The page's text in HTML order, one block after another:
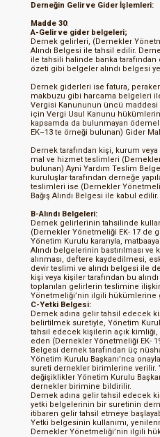
Derneğin Gelir ve Gider İşlemleri:
Madde 30:
A-Gelir ve gider belgeleri;
Dernek gelirleri, (Dernekler
Alındı Belgesi ile tahsil edilir.
ile tahsili halinde banka
özeti gibi belgeler alındı belgesi
Dernek giderleri ise fatura,
makbuzu gibi harcama belgeleri
Vergisi Kanununun üncü
için Vergi Usul Kanunu
kapsamda da bulunmayan
EK–13 te örneği bulunan) Gider
Dernek tarafından kişi, kurum
mal ve hizmet teslimleri
bulunan) Ayni Yardım Teslim
kuruluşlar tarafından derneğe
teslimleri ise (Dernekler
Bağış Alındı Belgesi ile kabul edilir.
B-Alındı Belgeleri:
Dernek gelirlerinin tahsilinde
(Dernekler Yönetmeliği EK- 17 de
Yönetim Kurulu kararıyla, matbaaya
Alındı belgelerinin bastırılması
alınması, deftere kaydedilmesi,
devir teslimi ve alındı belgesi ile
kişi veya kişiler tarafından bu
toplanılan gelirlerin teslimine
Yönetmeliği’nin ilgili hükümlerine
C-Yetki Belgesi:
Dernek adına gelir tahsil edecek
belirtilmek suretiyle, Yönetim
tahsil edecek kişilerin açık kimliği,
eden (Dernekler Yönetmeliği EK-
Belgesi dernek tarafından üç
Yönetim Kurulu Başkanı’nca
sureti dernekler birimlerine verilir.
değişiklikler Yönetim Kurulu
dernekler birimine bildirilir.
Dernek adına gelir tahsil edecek
yetki belgelerinin bir suretinin
itibaren gelir tahsil etmeye
Yetki belgesinin kullanımı,
Dernekler Yönetmeliği’nin ilgili